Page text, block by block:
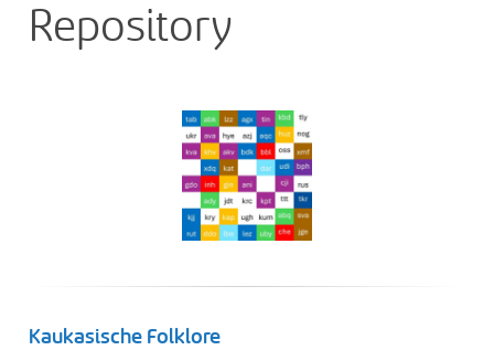
Repository
Kaukasische Folklore